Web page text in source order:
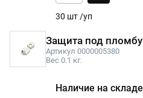
30 шт /уп
Защита под пломбу
Артикул 0000005380
Вес 0.1 кг.